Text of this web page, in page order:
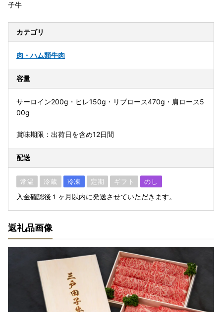
子牛
カテゴリ
肉・ハム類牛肉
容量
サーロイン200g・ヒレ150g・リブロース470g・肩ロース5
00g
賞味期限：出荷日を含め12日間
配送
常温 冷蔵 冷凍 定期 ギフト のし
入金確認後１ヶ月以内に発送させていただきます。
返礼品画像